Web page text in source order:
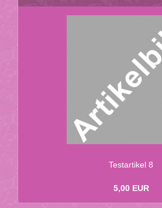
Te­st­ar­ti­kel 8
5,00 EUR